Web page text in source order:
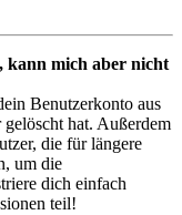
kann mich aber nicht
Benutzerkonto aus
hat. Außerdem
die für längere
um die
dich einfach
teil!